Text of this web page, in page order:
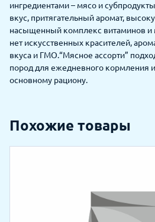
ингредиентами – мясо и
вкус, притягательный аромат,
насыщенный комплекс витаминов и
нет искусственных красителей,
вкуса и ГМО.“Мясное ассорти”
пород для ежедневного кормления
основному рациону.
Похожие товары